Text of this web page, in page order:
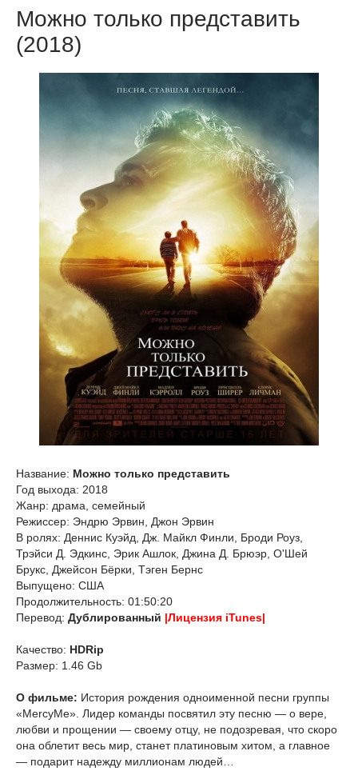
Можно только представить
(2018)
Название: Можно только представить
Год выхода: 2018
Жанр: драма, семейный
Режиссер: Эндрю Эрвин, Джон Эрвин
В ролях: Деннис Куэйд, Дж. Майкл Финли, Броди Роуз,
Трэйси Д. Эдкинс, Эрик Ашлок, Джина Д. Брюэр, О'Шей
Брукс, Джейсон Бёрки, Тэген Бернс
Выпущено: США
Продолжительность: 01:50:20
Перевод: Дублированный |Лицензия iTunes|
Качество: HDRip
Размер: 1.46 Gb
О фильме: История рождения одноименной песни группы
«MercyMe». Лидер команды посвятил эту песню — о вере,
любви и прощении — своему отцу, не подозревая, что скоро
она облетит весь мир, станет платиновым хитом, а главное
— подарит надежду миллионам людей…